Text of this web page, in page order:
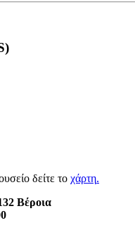
δείτε το χάρτη.
Βέροια